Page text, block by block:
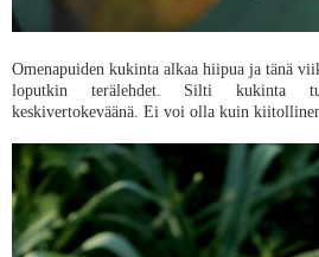
Omenapuiden kukinta alkaa hiipua ja tänä
loputkin terälehdet. Silti kukinta
keskivertokeväänä. Ei voi olla kuin